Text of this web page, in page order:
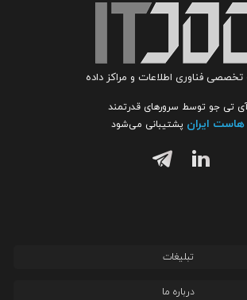
تخصصی فناوری اطلاعات و مراکز داده
تی جو توسط سرورهای قدرتمند
هاست ایران پشتیبانی می‌شود
تبلیغات
درباره ما